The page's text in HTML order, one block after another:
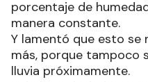
porcentaje de
manera constante.
Y lamentó que esto se
más, porque tampoco
lluvia próximamente.